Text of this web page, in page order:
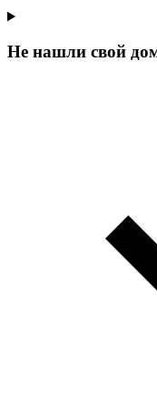
Не нашли свой